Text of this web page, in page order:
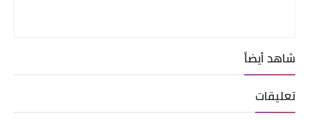
شاهد أيضاً
تعليقات